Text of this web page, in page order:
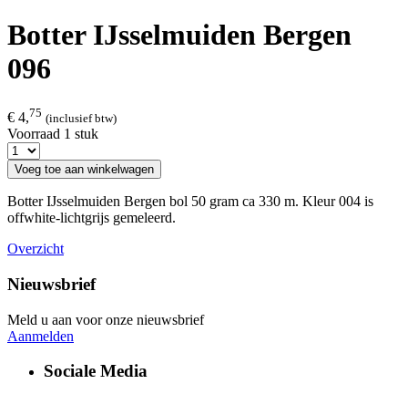
Botter IJsselmuiden Bergen
096
€ 4,75 (inclusief btw)
Voorraad 1 stuk
Voeg toe aan winkelwagen
Botter IJsselmuiden Bergen bol 50 gram ca 330 m. Kleur 004 is
offwhite-lichtgrijs gemeleerd.
Overzicht
Nieuwsbrief
Meld u aan voor onze nieuwsbrief
Aanmelden
Sociale Media